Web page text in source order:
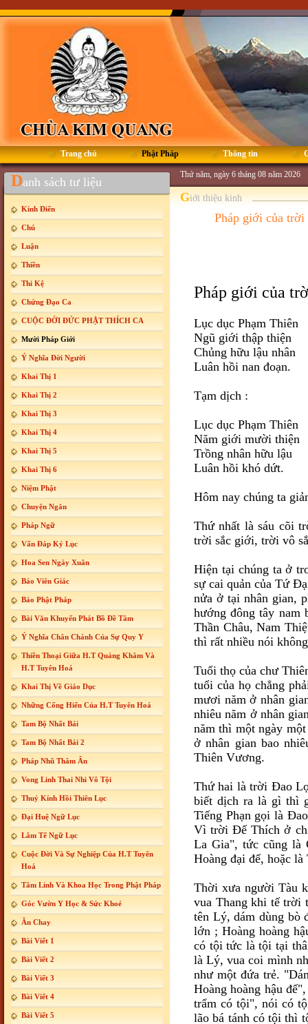
Trang chủ Phật Pháp Thông tin
Danh sách tư liệu
Kinh Điển
Chú
Luận
Thiền
Thi Kệ
Chứng Đạo Ca
CUỘC ĐỜI ĐỨC PHẬT THÍCH CA
Mười Pháp Giới
Ý Nghĩa Đời Người
Khai Thị 1
Khai Thị 2
Khai Thị 3
Khai Thị 4
Khai Thị 5
Khai Thị 6
Niệm Phật
Chuyện Ngắn
Pháp Ngữ
Vấn Đáp Ký Lục
Hoa Sen Ngày Xuân
Báo Viên Giác
Báo Phật Pháp
Bài Văn Khuyến Phát Bồ Đề Tâm
Ý Nghĩa Chân Chánh Của Sự Quy Y
Thiền Thoại Giữa H.T Quảng Khâm Và
H.T Tuyên Hoá
Khai Thị Về Giáo Dục
Những Cống Hiến Của H.T Tuyên Hoá
Tam Bộ Nhất Bái
Tam Bộ Nhất Bái 2
Pháp Nhũ Thâm Ân
Vong Linh Thai Nhi Vô Tội
Thuỷ Kính Hồi Thiên Lục
Đại Huệ Ngữ Lục
Lâm Tế Ngữ Lục
Cuộc Đời Và Sự Nghiệp Của H.T Tuyên
Hoá
Tâm Linh Và Khoa Học Trong Phật Pháp
Góc Vườn Y Học & Sức Khoẻ
Ăn Chay
Bài Viết 1
Bài Viết 2
Bài Viết 3
Bài Viết 4
Bài Viết 5
Thứ năm, ngày 6 tháng 08 năm 2026
Giới thiệu kinh
Pháp giới của trời
Pháp giới của
Lục dục Phạm Thiên
Ngũ giới thập thiện
Chủng hữu lậu nhân
Luân hồi nan đoạn.
Tạm dịch :
Lục dục Phạm Thiên
Năm giới mười thiện
Trồng nhân hữu lậu
Luân hồi khó dứt.
Hôm nay chúng ta
Thứ nhất là sáu cõi
trời sắc giới, trời vô
Hiện tại chúng ta ở
sự cai quản của Tứ
nửa ở tại nhân gian,
hướng đông tây nam
Thần Châu, Nam
thì rất nhiều nói
Tuổi thọ của chư
tuổi của họ chẳng
mươi năm ở nhân
nhiêu năm ở nhân
năm thì một ngày
ở nhân gian bao
Thiên Vương.
Thứ hai là trời Ðao
biết dịch ra là gì thì
Tiếng Phạn gọi là
Vì trời Ðế Thích ở
La Gia", tức cũng là
Hoàng đại đế, hoặc là
Thời xưa người Tàu
vua Thang khi tế trời
tên Lý, dám dùng bò
lớn ; Hoàng hoàng
có tội tức là tội tại
là Lý, vua coi mình
như một đứa trẻ.
Hoàng hoàng hậu
trẩm có tội", nói có
lão bá tánh có tội thì